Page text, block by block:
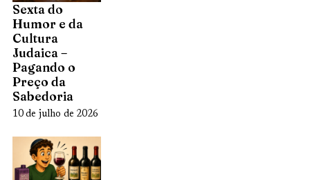
Sexta do
Humor e da
Cultura
Judaica –
Pagando o
Preço da
Sabedoria
10 de julho de 2026